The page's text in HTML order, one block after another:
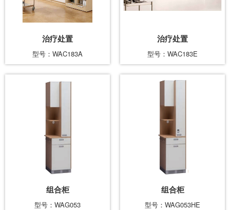
治疗处置
型号：WAC183A
治疗处置
型号：WAC183E
组合柜
型号：WAG053
组合柜
型号：WAG053HE